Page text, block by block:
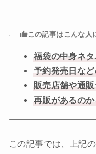
この記事はこんな人
福袋の中身ネ
予約発売日な
販売店舗や通
再販があるの
この記事では、上記